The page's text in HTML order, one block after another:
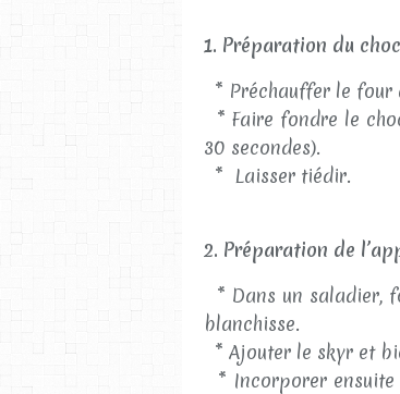
1. Préparation du
* Préchauffer le four
* Faire fondre le
30 secondes).
* Laisser tiédir.
2. Préparation de
* Dans un saladier,
blanchisse.
* Ajouter le skyr et
* Incorporer ensuite